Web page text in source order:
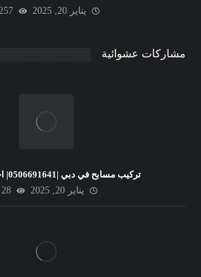
يناير 20, 2025 257
مشاركات عشوائية
تركيب مسابح في دبي |0506691641| احواض سباحة
يناير 20, 2025
28